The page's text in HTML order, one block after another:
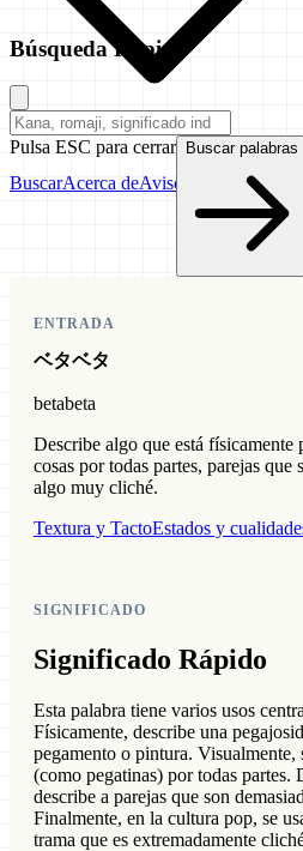
BuscarAcerca deAviso
Búsqueda Rápida
Pulsa ESC para cerrar Buscar palabras
ENTRADA
ベタベタ
betabeta
Describe algo que está físicamente
cosas por todas partes, parejas que
algo muy cliché.
Textura y TactoEstados y
SIGNIFICADO
Significado Rápido
Esta palabra tiene varios usos
Físicamente, describe una
pegamento o pintura. Visualmente,
(como pegatinas) por todas partes.
describe a parejas que son
Finalmente, en la cultura pop, se
trama que es extremadamente